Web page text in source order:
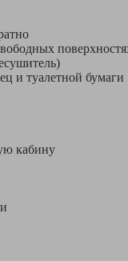
и туалетной бумаги
кабину